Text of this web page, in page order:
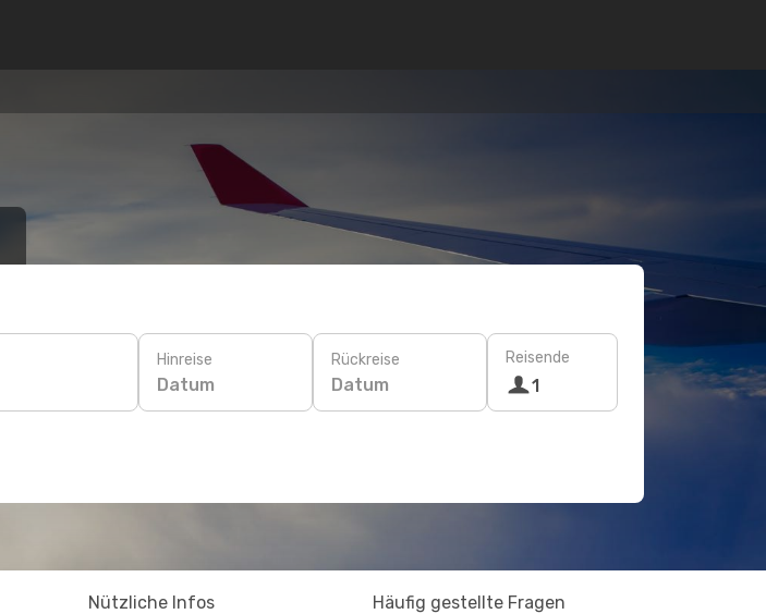
Hinreise
Datum
Rückreise
Datum
Reisende
1
Nützliche Infos Häufig gestellte Fragen